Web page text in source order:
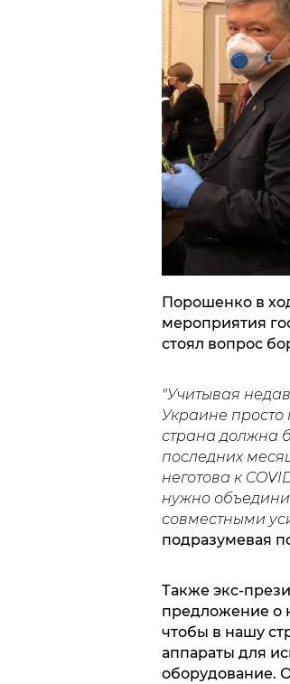
Порошенко в
мероприятия
стоял вопрос
"Учитывая
Украине
страна должна
последних
неготова к
нужно
совместными
подразумевая
Также экс-
предложение о
чтобы в нашу
аппараты для
оборудование.